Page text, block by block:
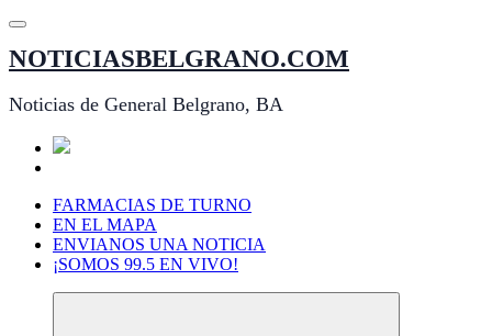
Saltar
contenido
NOTICIASBELGRANO.COM
Noticias de General Belgrano, BA
FARMACIAS DE TURNO
EN EL MAPA
ENVIANOS UNA NOTICIA
¡SOMOS 99.5 EN VIVO!